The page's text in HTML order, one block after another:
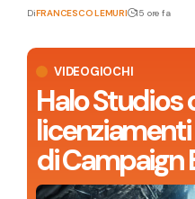
VIDEOGIOCHI
Halo Studios
di Campaign
DiFRANCESCO LEMURI 15 ore fa